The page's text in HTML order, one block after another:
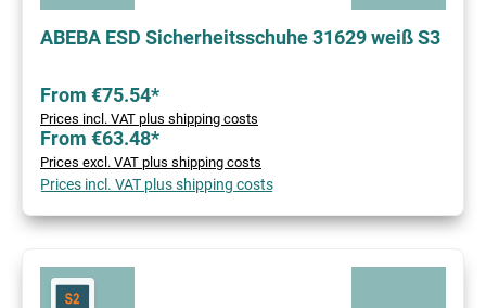
ABEBA ESD Sicherheitsschuhe 31629 weiß S3
From €75.54*
Prices incl. VAT plus shipping costs
From €63.48*
Prices excl. VAT plus shipping costs
Prices incl. VAT plus shipping costs